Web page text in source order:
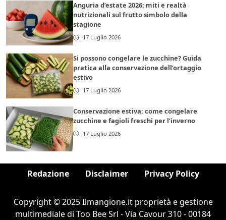
Anguria d’estate 2026: miti e realtà
nutrizionali sul frutto simbolo della
stagione
17 Luglio 2026
Si possono congelare le zucchine? Guida
pratica alla conservazione dell’ortaggio
estivo
17 Luglio 2026
Conservazione estiva: come congelare
zucchine e fagioli freschi per l’inverno
17 Luglio 2026
Redazione Disclaimer Privacy Policy
Copyright © 2025 Ilmangione.it proprietà e gestione
multimediale di Too Bee Srl - Via Cavour 310 - 00184